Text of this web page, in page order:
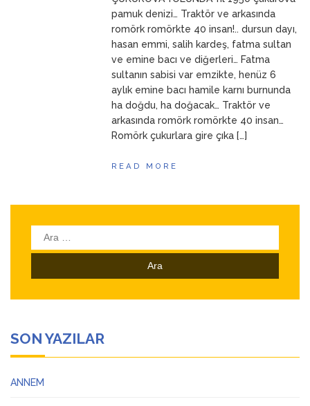
ANNEMpamuk denizi… Traktör ve arkasında
romörk romörkte 40 insan!.. dursun dayı,
hasan emmi, salih kardeş, fatma sultan
ve emine bacı ve diğerleri… Fatma
sultanın sabisi var emzikte, henüz 6
aylık emine bacı hamile karnı burnunda
ha doğdu, ha doğacak… Traktör ve
arkasında romörk romörkte 40 insan…
Romörk çukurlara gire çıka […]
READ MORE
Arama:
SON YAZILAR
ANNEM